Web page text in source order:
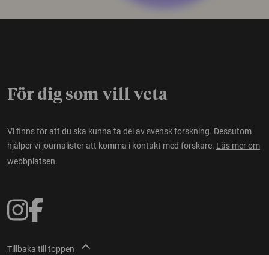
För dig som vill veta
Vi finns för att du ska kunna ta del av svensk forskning. Dessutom
hjälper vi journalister att komma i kontakt med forskare. Läs mer om
webbplatsen.
Tillbaka till toppen